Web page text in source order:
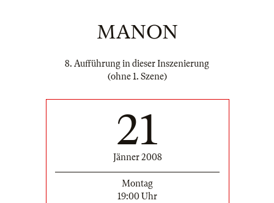
MANON
8. Aufführung in dieser Inszenierung
(ohne 1. Szene)
21
Jänner 2008
Montag
19:00 Uhr